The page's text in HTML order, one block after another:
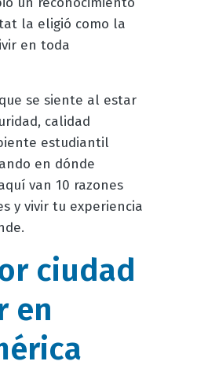
la eligió como la
en toda
se siente al estar
calidad
estudiantil
en dónde
van 10 razones
y vivir tu experiencia
ciudad
en